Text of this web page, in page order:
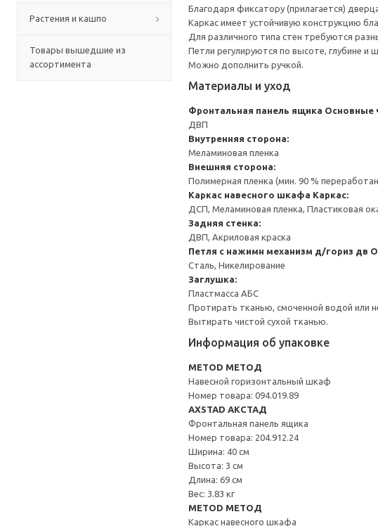
Растения и кашпо
Товары вышедшие из
ассортимента
Благодаря фиксатору (прилагается)
Каркас имеет устойчивую конструкцию
Для различного типа стен требуются
Петли регулируются по высоте, глубине и
Можно дополнить ручкой.
Материалы и уход
Фронтальная панель ящика Основные
ДВП
Внутренняя сторона:
Меламиновая пленка
Внешняя сторона:
Полимерная пленка (мин. 90 %
Каркас навесного шкафа Каркас:
ДСП, Меламиновая пленка, Пластиковая
Задняя стенка:
ДВП, Акриловая краска
Петля с нажимн механизм д/гориз дв
Сталь, Никелирование
Заглушка:
Пластмасса АБС
Протирать тканью, смоченной водой или
Вытирать чистой сухой тканью.
Информация об упаковке
METOD МЕТОД
Навесной горизонтальный шкаф
Номер товара: 094.019.89
AXSTAD АКСТАД
Фронтальная панель ящика
Номер товара: 204.912.24
Ширина: 40 см
Высота: 3 см
Длина: 69 см
Вес: 3.83 кг
METOD МЕТОД
Каркас навесного шкафа